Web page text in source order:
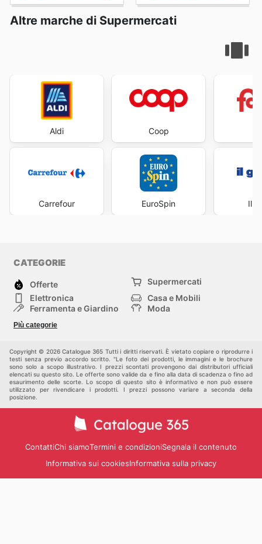
Altre marche di Supermercati
Aldi
Carrefour
Coop
EuroSpin Il
CATEGORIE
Offerte
Supermercati
Elettronica
Casa e Mobili
Ferramenta e Giardino
Moda
Bambini e Neonati
Più categorie
Copyright © 2026 Catalogue 365 Tutti i diritti riservati. È vietato copiare o riprodurre i
testi senza previo accordo scritto. "Le foto dei prodotti, le immagini e le brochure
sono solo a scopo illustrativo. I prezzi scontati provengono dai distributori ufficiali
elencati su questo sito. Le offerte sono valide da e fino alla data di scadenza o fino ad
esaurimento delle scorte. Lo scopo di questo sito è informativo e non può essere
utilizzato per rivendicare i prodotti. I prezzi possono variare a seconda della
posizione.
ContattiChi siamoTermini e condizioniSegnala il contenuto
Informativa sui cookiesInformativa sulla privacy